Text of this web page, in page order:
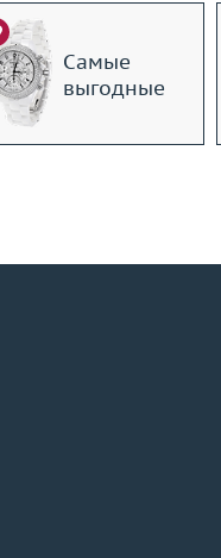
Самые
выгодные